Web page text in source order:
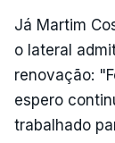
Já Martim
o lateral
renovação:
espero
trabalhado